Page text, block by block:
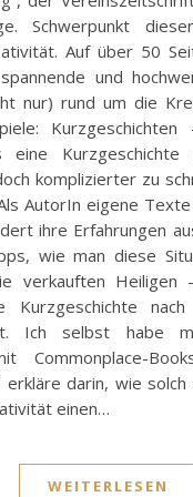
Schwerpunkt
Auf über 50
und
nur) rund um die
Kurzgeschichten
eine Kurzgeschichte
komplizierter zu
AutorIn eigene
ihre Erfahrungen
wie man diese
verkauften Heiligen
Kurzgeschichte
Ich selbst habe
Commonplace-
darin, wie solch
einen…
WEITERLESEN